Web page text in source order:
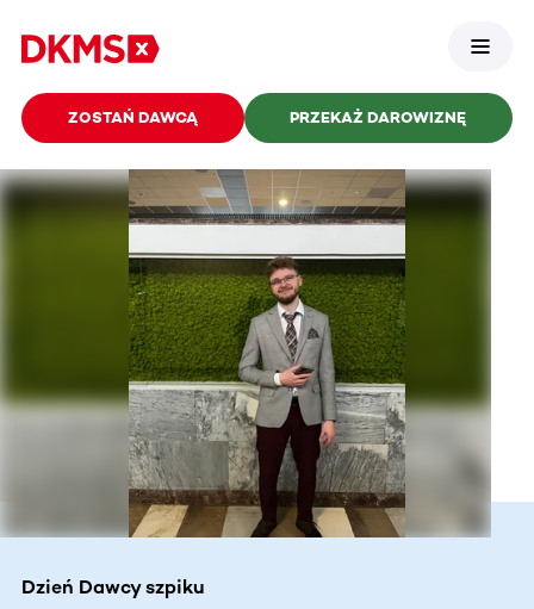
ZOSTAŃ DAWCĄ PRZEKAŻ DAROWIZNĘ
Dzień Dawcy szpiku